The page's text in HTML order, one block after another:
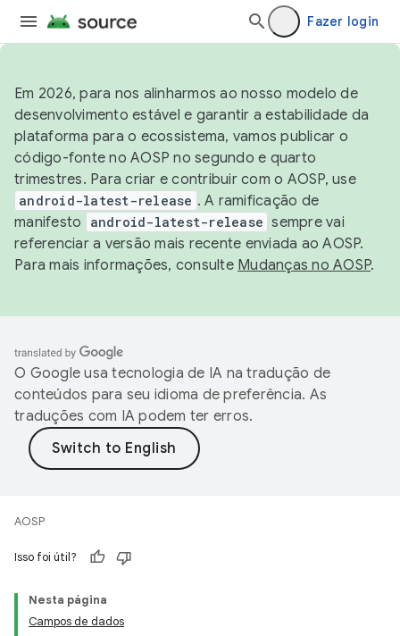
Fazer login
Em 2026, para nos alinharmos ao nosso modelo de
desenvolvimento estável e garantir a estabilidade da
plataforma para o ecossistema, vamos publicar o
código-fonte no AOSP no segundo e quarto
trimestres. Para criar e contribuir com o AOSP, use
android-latest-release . A ramificação de
manifesto
android-latest-release sempre vai
referenciar a versão mais recente enviada ao AOSP.
Para mais informações, consulte Mudanças no AOSP.
O Google usa tecnologia de IA na tradução de
conteúdos para seu idioma de preferência. As
traduções com IA podem ter erros.
AOSP
Isso foi útil?
Nesta página
Campos de dados